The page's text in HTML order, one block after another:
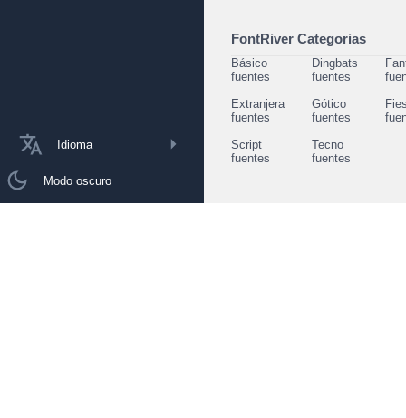
Idioma
Modo oscuro
FontRiver Categorias
Básico
fuentes
Dingbats
fuentes
Extranjera
fuentes
Gótico
fuentes
Script
fuentes
Tecno
fuentes